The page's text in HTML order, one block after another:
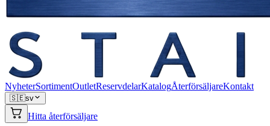
NyheterSortimentOutletReservdelarKatalogÅterförsäljareKontakt
🇸🇪sv
Hitta återförsäljare